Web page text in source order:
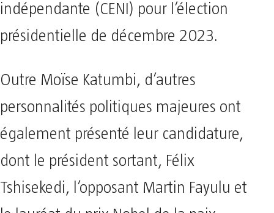
indépendante (CENI) pour l’élection
présidentielle de décembre 2023.
Outre Moïse Katumbi, d’autres
personnalités politiques majeures ont
également présenté leur candidature,
dont le président sortant, Félix
Tshisekedi, l’opposant Martin Fayulu et